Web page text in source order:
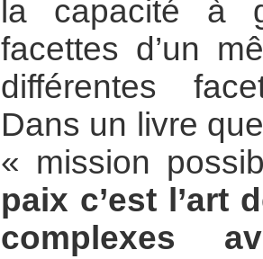
la capacité à
facettes d’un
différentes
Dans un livre
« mission
paix c’est l’art
complexes